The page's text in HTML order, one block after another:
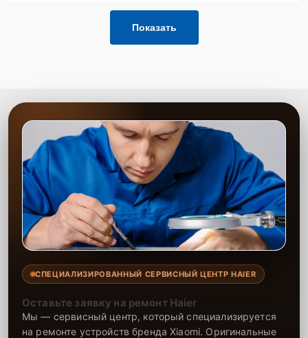
Показать
СПЕЦИАЛИЗИРОВАННЫЙ СЕРВИСНЫЙ ЦЕНТР HAIER
Оставьте заявку на ремонт Haier
Мы — сервисный центр, который специализируется
на ремонте устройств бренда Xiaomi. Оригинальные